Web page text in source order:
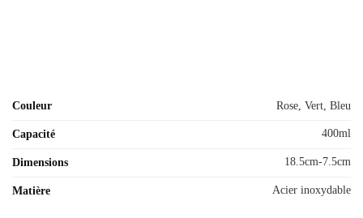
Couleur Rose, Vert, Bleu
Capacité 400ml
Dimensions 18.5cm-7.5cm
Matière Acier inoxydable